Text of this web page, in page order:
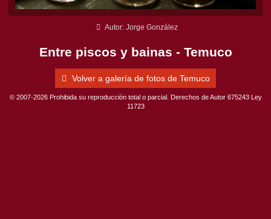
Autor: Jorge González
Entre piscos y bainas - Temuco
Volver a galería de fotos de Temuco
© 2007-2026 Prohibida su reproducción total o parcial. Derechos de Autor 675243 Ley
11723